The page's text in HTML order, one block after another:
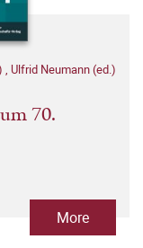
, Ulfrid Neumann (ed.)
70.
More